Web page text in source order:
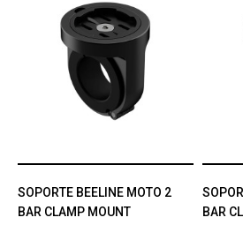
SOPORTE BEELINE MOTO 2
BAR CLAMP MOUNT
BAR